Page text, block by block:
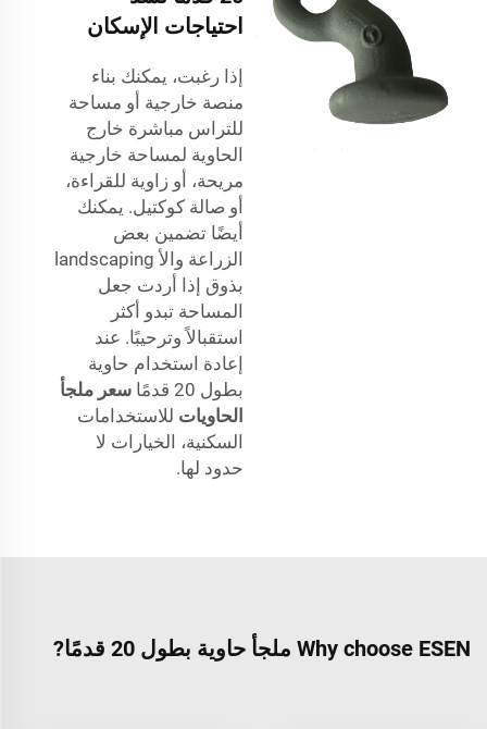
احتياجات الإسكان
إذا رغبت، يمكنك بناء
منصة خارجية أو مساحة
للتراس مباشرة خارج
الحاوية لمساحة خارجية
مريحة، أو زاوية للقراءة،
أو صالة كوكتيل. يمكنك
أيضًا تضمين بعض
الزراعة والأ landscaping
بذوق إذا أردت جعل
المساحة تبدو أكثر
استقبالاً وترحيبًا. عند
إعادة استخدام حاوية
بطول 20 قدمًا
سعر ملجأ
الحاويات للاستخدامات
السكنية، الخيارات لا
حدود لها.
Why choose ESEN ملجأ حاوية بطول 20 قدمًا?